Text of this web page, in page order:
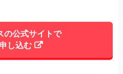
の公式サイトで
し込む